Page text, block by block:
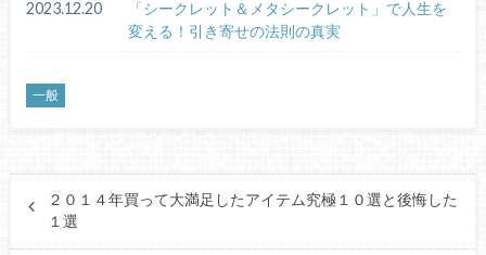
2023.12.20
「シークレット＆メタシークレット」で人生を
変える！引き寄せの法則の真実
一般
２０１４年買って大満足したアイテム究極１０選と後悔した
１選